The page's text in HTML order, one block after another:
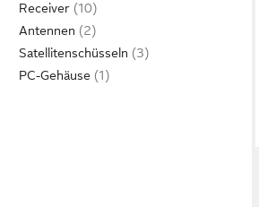
Receiver
Antennen
Satellitenschüsseln
PC-Gehäuse